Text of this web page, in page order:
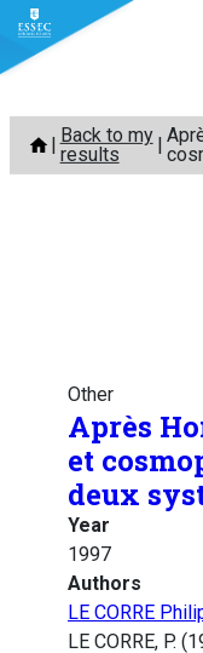
Skip
content
Back to my
results
Other
Après
et
deux
Year
1997
Authors
LE CORRE
LE CORRE, P.